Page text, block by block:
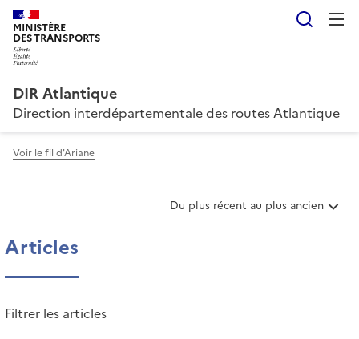
MINISTÈRE
DES TRANSPORTS
DIR Atlantique
Direction interdépartementale des routes Atlantique
Voir le fil d'Ariane
T
Du plus récent au plus ancien
Articles
Filtrer les articles